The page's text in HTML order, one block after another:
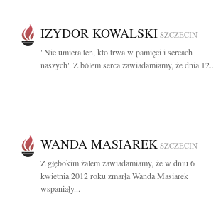
IZYDOR KOWALSKI SZCZECIN
"Nie umiera ten, kto trwa w pamięci i sercach
naszych" Z bólem serca zawiadamiamy, że dnia 12...
WANDA MASIAREK SZCZECIN
Z głębokim żalem zawiadamiamy, że w dniu 6
kwietnia 2012 roku zmarła Wanda Masiarek
wspaniały...